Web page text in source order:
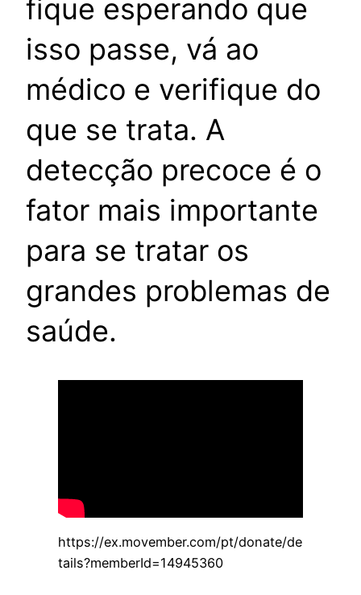
fique esperando que
isso passe, vá ao
médico e verifique do
que se trata. A
detecção precoce é o
fator mais importante
para se tratar os
grandes problemas de
saúde.
https://ex.movember.com/pt/donate/de
tails?memberId=14945360